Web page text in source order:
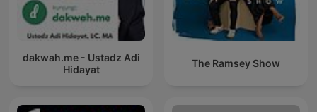
dakwah.me - Ustadz Adi
Hidayat
The Ramsey Show